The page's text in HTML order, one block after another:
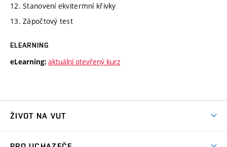
12. Stanovení ekvitermní křivky
13. Zápočtový test
ELEARNING
eLearning: aktuální otevřený kurz
ŽIVOT NA VUT